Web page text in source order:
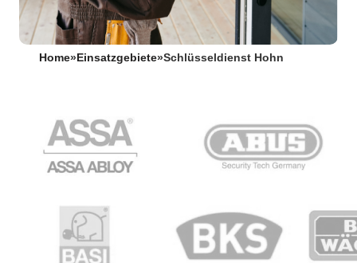
Home» Einsatzgebiete»Schlüsseldienst Hohn